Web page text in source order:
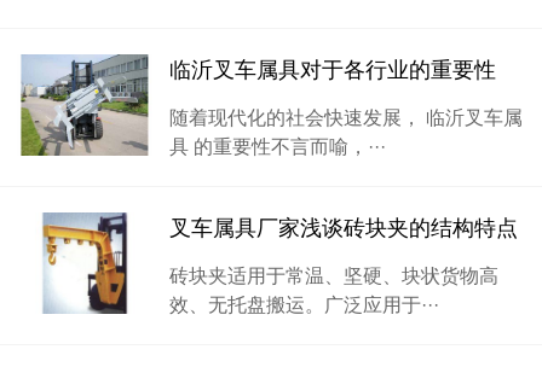
临沂叉车属具对于各行业的重要性
随着现代化的社会快速发展， 临沂叉车属
具 的重要性不言而喻，···
叉车属具厂家浅谈砖块夹的结构特点
砖块夹适用于常温、坚硬、块状货物高
效、无托盘搬运。广泛应用于···